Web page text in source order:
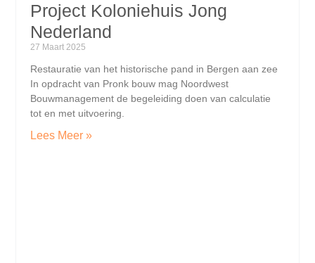
Project Koloniehuis Jong
Nederland
27 Maart 2025
Restauratie van het historische pand in Bergen aan zee
In opdracht van Pronk bouw mag Noordwest
Bouwmanagement de begeleiding doen van calculatie
tot en met uitvoering.
Lees Meer »